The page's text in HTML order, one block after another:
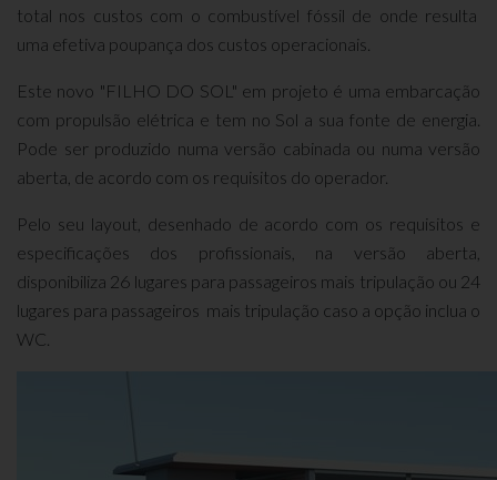
total nos custos com o combustível fóssil de onde resulta
uma efetiva poupança dos custos operacionais.
Este novo "FILHO DO SOL" em projeto é uma embarcação
com propulsão elétrica e tem no Sol a sua fonte de energia.
Pode ser produzido numa versão cabinada ou numa versão
aberta, de acordo com os requisitos do operador.
Pelo seu layout, desenhado de acordo com os requisitos e
especificações dos profissionais, na versão aberta,
disponibiliza 26 lugares para passageiros mais tripulação ou 24
lugares para passageiros mais tripulação caso a opção inclua o
WC.